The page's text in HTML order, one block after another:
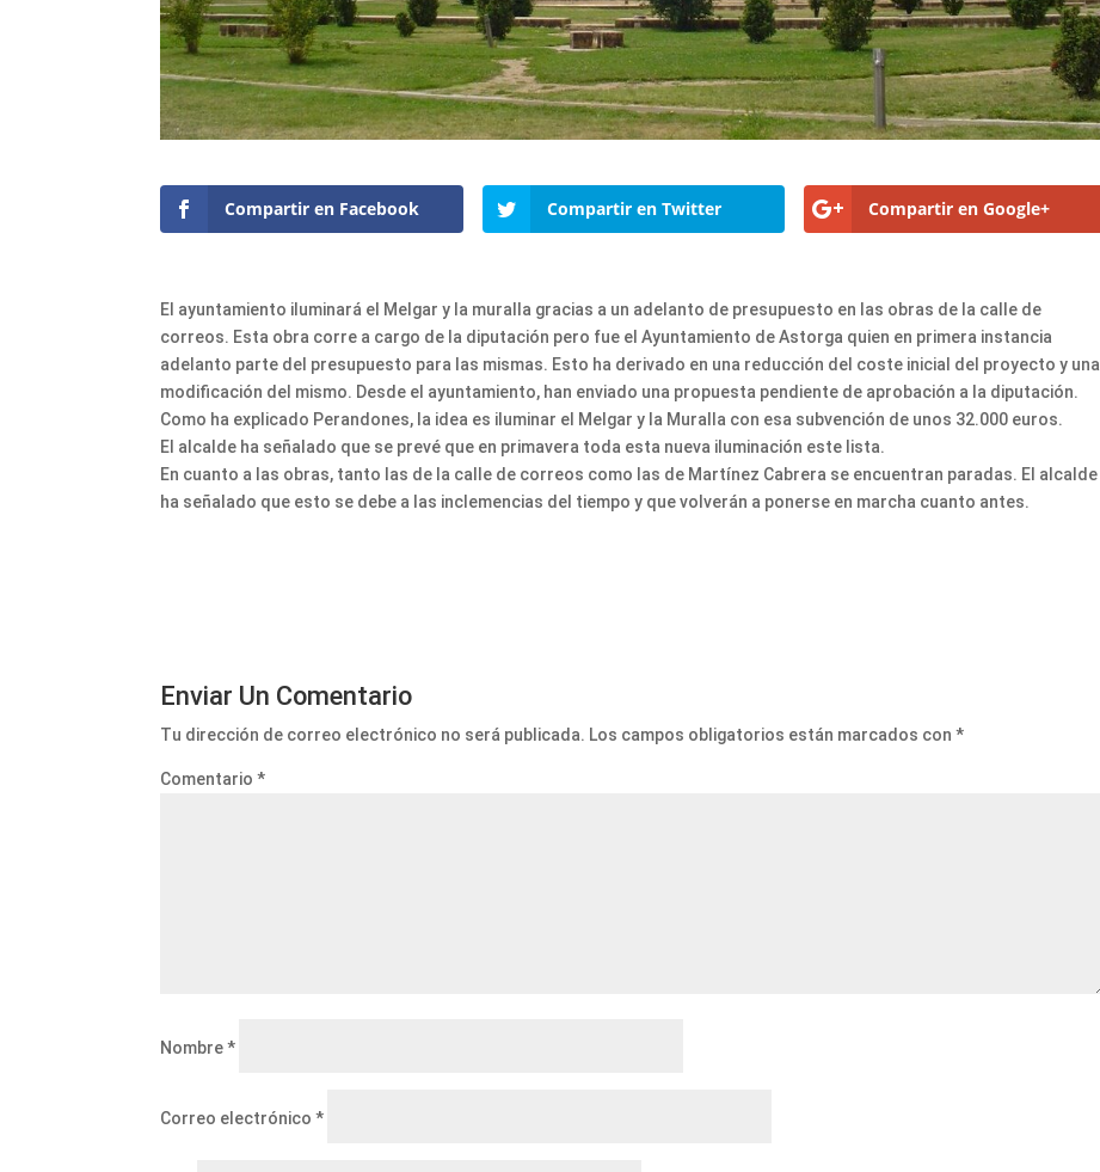
Compartir en Facebook Compartir en Twitter Compartir en Google+
El ayuntamiento iluminará el Melgar y la muralla gracias a un adelanto de presupuesto en las obras de la calle de
correos. Esta obra corre a cargo de la diputación pero fue el Ayuntamiento de Astorga quien en primera instancia
adelanto parte del presupuesto para las mismas. Esto ha derivado en una reducción del coste inicial del proyecto y una
modificación del mismo. Desde el ayuntamiento, han enviado una propuesta pendiente de aprobación a la diputación.
Como ha explicado Perandones, la idea es iluminar el Melgar y la Muralla con esa subvención de unos 32.000 euros.
El alcalde ha señalado que se prevé que en primavera toda esta nueva iluminación este lista.
En cuanto a las obras, tanto las de la calle de correos como las de Martínez Cabrera se encuentran paradas. El alcalde
ha señalado que esto se debe a las inclemencias del tiempo y que volverán a ponerse en marcha cuanto antes.
Enviar Un Comentario
Tu dirección de correo electrónico no será publicada. Los campos obligatorios están marcados con*
Comentario*
Nombre*
Correo electrónico*